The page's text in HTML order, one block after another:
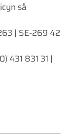
så
| SE-269 42
431 831 31 |